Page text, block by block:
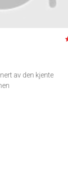
av den kjente